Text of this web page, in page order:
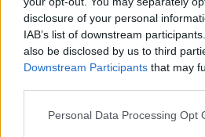
disclosure of your personal
IAB’s list of downstream
also be disclosed by us to third
Downstream Participants that may
Personal Data Processing Opt